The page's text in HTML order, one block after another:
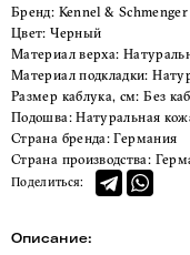
Бренд:
Kennel & Schmenger
Цвет:
Черный
Материал верха:
Материал подкладки:
Размер каблука, см: Без
Подошва: Натуральная
Страна бренда: Германия
Страна производства:
Поделиться:
Описание: